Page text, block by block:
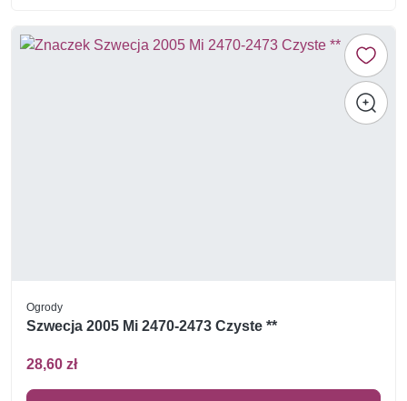
Ogrody
Szwecja 2005 Mi 2470-2473 Czyste **
28,60 zł